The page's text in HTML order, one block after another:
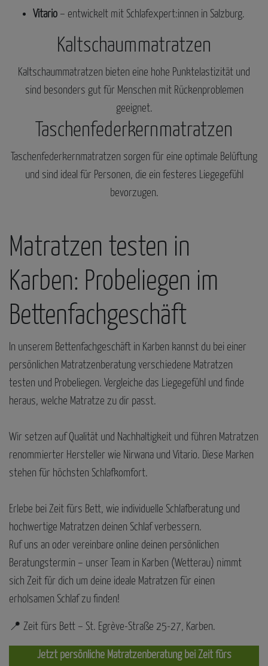
Vitario – entwickelt mit Schlafexpert:innen in Salzburg.
Kaltschaummatratzen
Kaltschaummatratzen bieten eine hohe Punktelastizität und
sind besonders gut für Menschen mit Rückenproblemen
geeignet.
Taschenfederkernmatratzen
Taschenfederkernmatratzen sorgen für eine optimale Belüftung
und sind ideal für Personen, die ein festeres Liegegefühl
bevorzugen.
Matratzen testen in
Karben: Probeliegen im
Bettenfachgeschäft
In unserem Bettenfachgeschäft in Karben kannst du bei einer
persönlichen Matratzenberatung verschiedene Matratzen
testen und Probeliegen. Vergleiche das Liegegefühl und finde
heraus, welche Matratze zu dir passt.
Wir setzen auf Qualität und Nachhaltigkeit und führen Matratzen
renommierter Hersteller wie Nirwana und Vitario. Diese Marken
stehen für höchsten Schlafkomfort.
Erlebe bei Zeit fürs Bett, wie individuelle Schlafberatung und
hochwertige Matratzen deinen Schlaf verbessern.
Ruf uns an oder vereinbare online deinen persönlichen
Beratungstermin – unser Team in Karben (Wetterau) nimmt
sich Zeit für dich um deine ideale Matratzen für einen
erholsamen Schlaf zu finden!
📍 Zeit fürs Bett – St. Egrève-Straße 25-27, Karben.
Jetzt persönliche Matratzenberatung bei Zeit fürs